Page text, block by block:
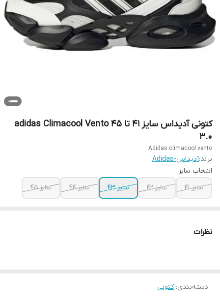
کتونی آدیداس سایز ۴۱ تا ۴۵ adidas Climacool Vento
3.0
Adidas climacool vento
برند:آدیداس-Adidas
انتخاب سایز
سایز ۴۱
سایز ۴۲ سایز ۴۳ سایز ۴۴ سایز ۴۵
نظرات
دسته‌بندی:کتونی